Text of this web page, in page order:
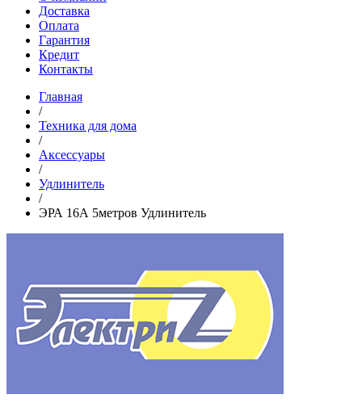
Доставка
Оплата
Гарантия
Кредит
Контакты
Главная
/
Техника для дома
/
Аксессуары
/
Удлинитель
/
ЭРА 16А 5метров Удлинитель